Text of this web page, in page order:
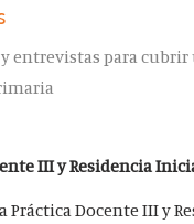
entrevistas para
III y Residencia
Docente III y